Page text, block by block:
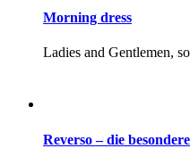
Morning dress
Ladies and Gentlemen,
Reverso – die